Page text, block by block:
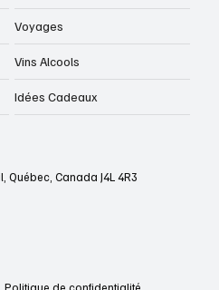
Voyages
Vins Alcools
Idées Cadeaux
Québec, Canada J4L 4R3